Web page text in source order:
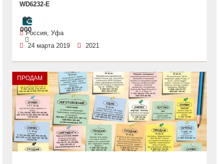
WD6232-E
80
000Россия, Уфа
24 марта 2019
2021
ПРОДАМ